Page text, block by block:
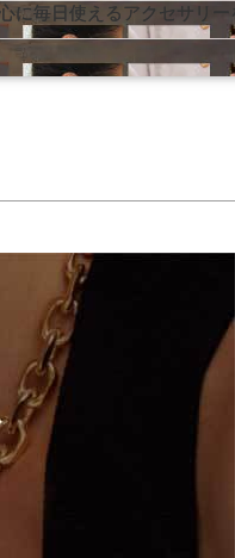
毎日使えるアクセサリー
毎日使えるアクセサリー